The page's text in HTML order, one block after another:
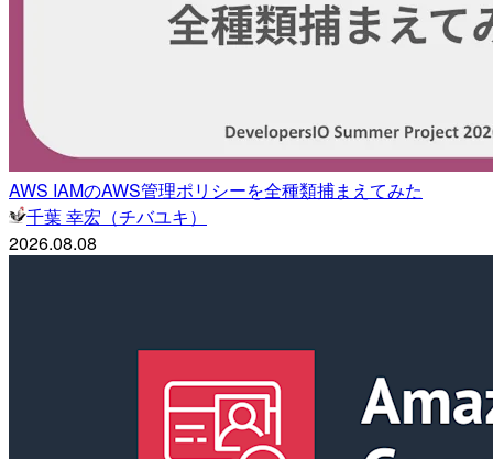
AWS IAMのAWS管理ポリシーを全種類捕まえてみた
千葉 幸宏（チバユキ）
2026.08.08